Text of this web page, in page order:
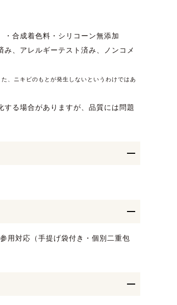
合成着色料・シリコーン無添加
、アレルギーテスト済み、ノンコメ
、ニキビのもとが発生しないというわけではあ
る場合がありますが、品質には問題
用対応（手提げ袋付き・個別二重包